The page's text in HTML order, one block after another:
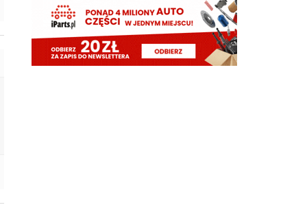
FENDI_SOSA 07.08.2026 18:56
Oleeks ciśnij go he
Adriano_forever 07.08.2026 18:30